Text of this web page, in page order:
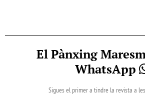
El Pànxing
WhatsApp
Sigues el primer a tindre la revista a